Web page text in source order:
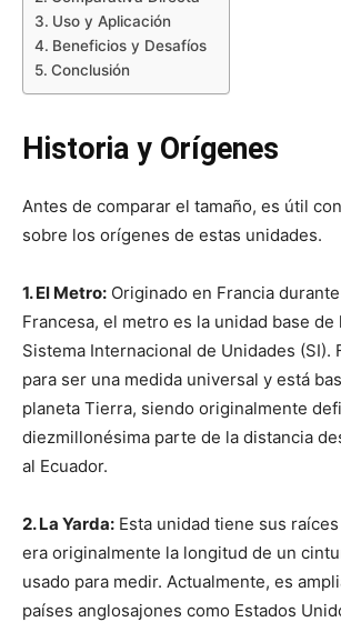
Uso y Aplicación
Beneficios y Desafíos
Conclusión
Historia y Orígenes
Antes de comparar el tamaño, es útil
sobre los orígenes de estas unidades.
1. El Metro: Originado en Francia
Francesa, el metro es la unidad base
Sistema Internacional de Unidades (SI).
para ser una medida universal y está
planeta Tierra, siendo originalmente
diezmillonésima parte de la distancia
al Ecuador.
2. La Yarda: Esta unidad tiene sus
era originalmente la longitud de un
usado para medir. Actualmente, es
países anglosajones como Estados